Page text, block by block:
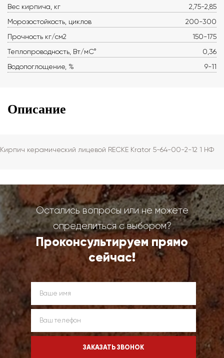
Вес кирпича, кг
2,75-2,85
Морозостойкость, циклов
200-300
Прочность кг/см2
150-175
Теплопроводность, Вт/мС°
0,36
Водопоглощение, %
9-11
Описание
Кирпич керамический лицевой RECKE Krator 5-64-00-2-12 1 НФ
Остались вопросы или не можете
определиться с выбором?
Проконсультируем прямо
сейчас!